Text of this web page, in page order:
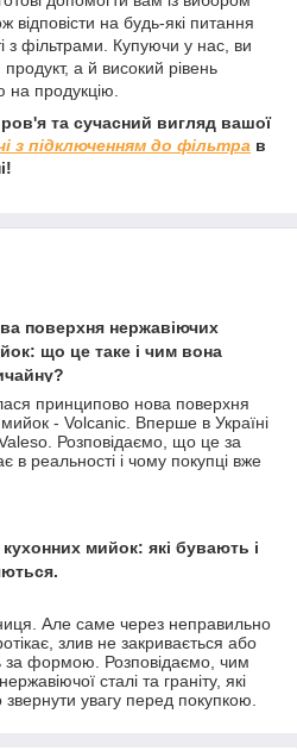
відповісти на будь-які питання
з фільтрами. Купуючи у нас, ви
а й високий рівень
на продукцію.
та сучасний вигляд вашої
з підключенням до фільтра в
поверхня нержавіючих
що це таке і чим вона
принципово нова поверхня
- Volcanic. Вперше в Україні
Розповідаємо, що це за
в реальності і чому покупці вже
мийок: які бувають і
Але саме через неправильно
злив не закривається або
за формою. Розповідаємо, чим
сталі та граніту, які
звернути увагу перед покупкою.